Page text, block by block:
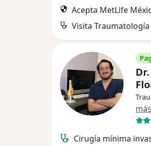
Acepta MetLife
Visita Traumatología
más
Cirugía mínima